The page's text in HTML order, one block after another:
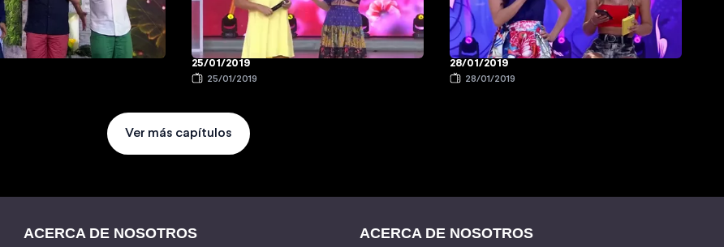
25/01/2019
25/01/2019
28/01/2019
28/01/2019
Ver más capítulos
ACERCA DE NOSOTROS ACERCA DE NOSOTROS